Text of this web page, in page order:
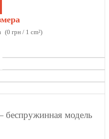
(0 грн / 1 cm²)
модель